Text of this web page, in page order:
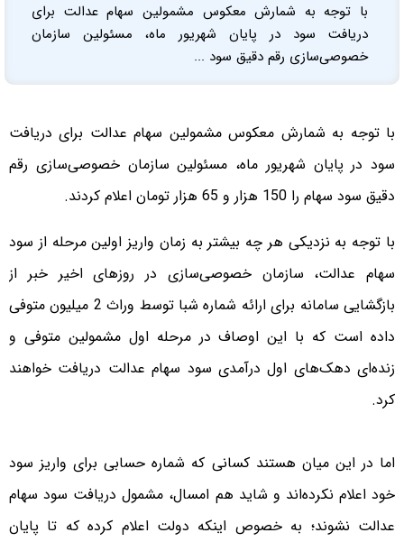
با توجه به شمارش معکوس مشمولین سهام عدالت برای
دریافت سود در پایان شهریور ماه، مسئولین سازمان
خصوصی‌سازی رقم دقیق سود ...
با توجه به شمارش معکوس مشمولین سهام عدالت برای دریافت
سود در پایان شهریور ماه، مسئولین سازمان خصوصی‌سازی رقم
دقیق سود سهام را 150 هزار و 65 هزار تومان اعلام کردند.
با توجه به نزدیکی هر چه بیشتر به زمان واریز اولین مرحله از سود
سهام عدالت، سازمان خصوصی‌سازی در روزهای اخیر خبر از
بازگشایی سامانه برای ارائه شماره شبا توسط وراث 2 میلیون متوفی
داده است که با این اوصاف در مرحله اول مشمولین متوفی و
زنده‌ای دهک‌های اول درآمدی سود سهام عدالت دریافت خواهند
کرد.
اما در این میان هستند کسانی که شماره حسابی برای واریز سود
خود اعلام نکرده‌اند و شاید هم امسال، مشمول دریافت سود سهام
عدالت نشوند؛ به خصوص اینکه دولت اعلام کرده که تا پایان